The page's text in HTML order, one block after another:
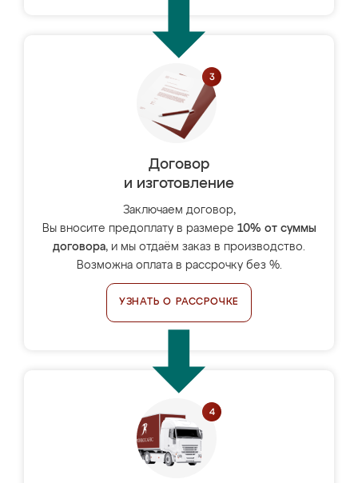
Договор
и изготовление
Заключаем договор,
Вы вносите предоплату в размере 10% от суммы
договора, и мы отдаём заказ в производство.
Возможна оплата в рассрочку без %.
УЗНАТЬ О РАССРОЧКЕ